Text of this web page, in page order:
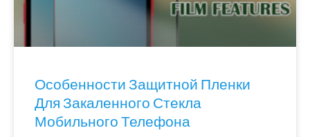
Особенности Защитной Пленки
Для Закаленного Стекла
Мобильного Телефона